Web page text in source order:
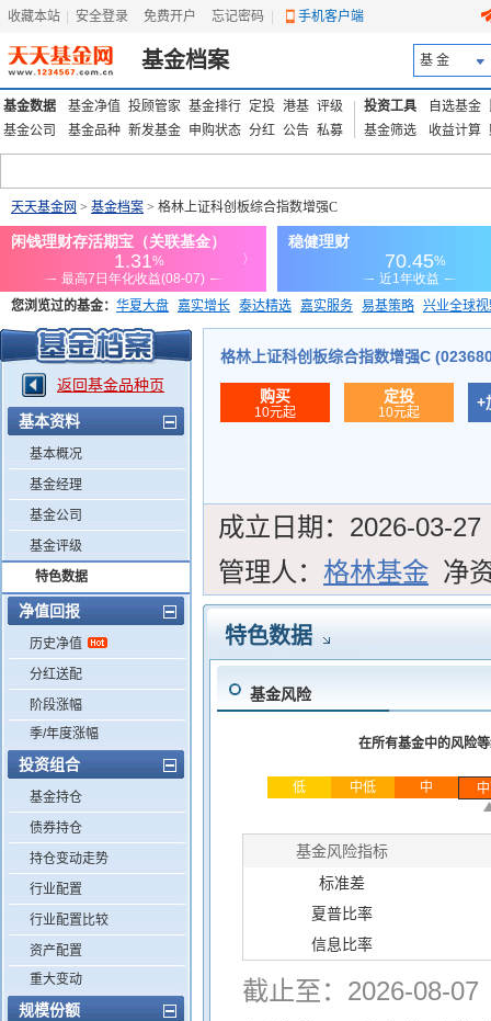
收藏本站 安全登录 免费开户 忘记密码 手机客户端
基金档案 基 金
基金数据 基金净值 投顾管家 基金排行 定投 港基 评级
基金公司
基金品种 新发基金 申购状态 分红 公告 私募
投资工具 自选基金
基金筛选
收益计算
天天基金网 > 基金档案 > 格林上证科创板综合指数增强C
您浏览过的基金： 华夏大盘 嘉实增长 泰达精选 嘉实服务 易基策略 兴业全球
添富优势 华安宏利 上证180价值ETF
返回基金品种页
基本资料
基本概况
基金经理
基金公司
基金评级
特色数据
净值回报
历史净值
分红送配
阶段涨幅
季/年度涨幅
投资组合
基金持仓
债券持仓
持仓变动走势
行业配置
行业配置比较
资产配置
重大变动
规模份额
格林上证科创板综合指数增强C
购买
10元起
定投
10元起
+
成立日期： 2026-03-27
管理人： 格林基金 净
特色数据
基金风险
在所有基金中的风险
低 中低 中
基金风险指标
标准差
夏普比率
信息比率
截止至：2026-08-07